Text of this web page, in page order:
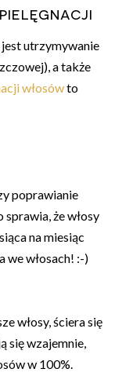
jest utrzymywanie
a także
włosówto
poprawianie
że włosy
na miesiąc
we włosach! :-)
włosy, ściera się
się wzajemnie,
w 100%.